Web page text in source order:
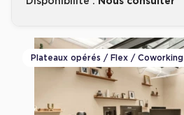
Plateaux opérés / Flex / Coworking